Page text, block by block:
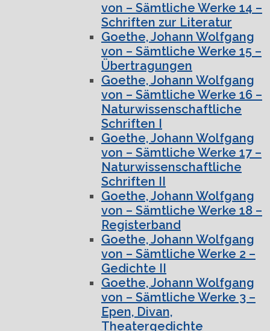
von – Sämtliche Werke 14 –
Schriften zur Literatur
Goethe, Johann Wolfgang
von – Sämtliche Werke 15 –
Übertragungen
Goethe, Johann Wolfgang
von – Sämtliche Werke 16 –
Naturwissenschaftliche
Schriften I
Goethe, Johann Wolfgang
von – Sämtliche Werke 17 –
Naturwissenschaftliche
Schriften II
Goethe, Johann Wolfgang
von – Sämtliche Werke 18 –
Registerband
Goethe, Johann Wolfgang
von – Sämtliche Werke 2 –
Gedichte II
Goethe, Johann Wolfgang
von – Sämtliche Werke 3 –
Epen, Divan,
Theatergedichte